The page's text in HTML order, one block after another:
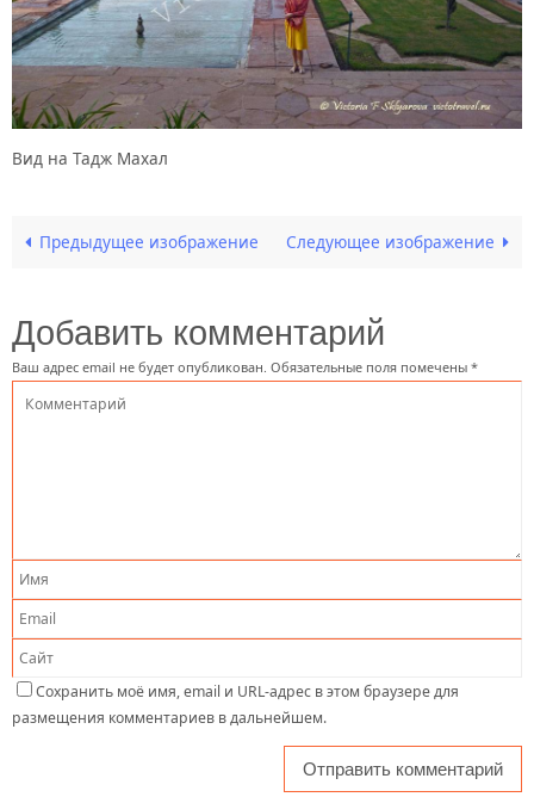
Вид на Тадж Махал
Предыдущее изображение Следующее изображение
Добавить комментарий
Ваш адрес email не будет опубликован. Обязательные поля помечены *
Сохранить моё имя, email и URL-адрес в этом браузере для
размещения комментариев в дальнейшем.